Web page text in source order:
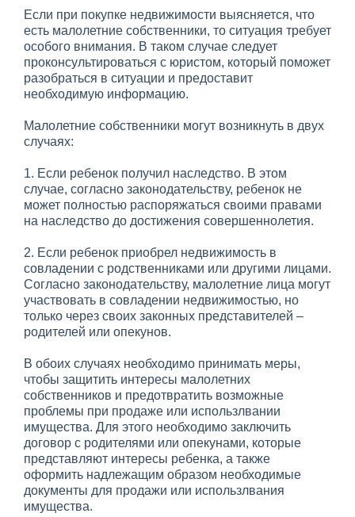
Если при покупке недвижимости выясняется, что
есть малолетние собственники, то ситуация требует
особого внимания. В таком случае следует
проконсультироваться с юристом, который поможет
разобраться в ситуации и предоставит
необходимую информацию.
Малолетние собственники могут возникнуть в двух
случаях:
1. Если ребенок получил наследство. В этом
случае, согласно законодательству, ребенок не
может полностью распоряжаться своими правами
на наследство до достижения совершеннолетия.
2. Если ребенок приобрел недвижимость в
совладении с родственниками или другими лицами.
Согласно законодательству, малолетние лица могут
участвовать в совладении недвижимостью, но
только через своих законных представителей –
родителей или опекунов.
В обоих случаях необходимо принимать меры,
чтобы защитить интересы малолетних
собственников и предотвратить возможные
проблемы при продаже или использлвании
имущества. Для этого необходимо заключить
договор с родителями или опекунами, которые
представляют интересы ребенка, а также
оформить надлежащим образом необходимые
документы для продажи или использлвания
имущества.